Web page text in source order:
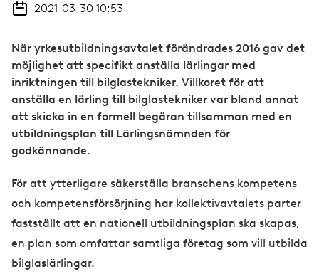
2021-03-30 10:53
När yrkesutbildningsavtalet förändrades 2016 gav det
möjlighet att specifikt anställa lärlingar med
inriktningen till bilglastekniker. Villkoret för att
anställa en lärling till bilglastekniker var bland annat
att skicka in en formell begäran tillsamman med en
utbildningsplan till Lärlingsnämnden för
godkännande.
För att ytterligare säkerställa branschens kompetens
och kompetensförsörjning har kollektivavtalets parter
fastställt att en nationell utbildningsplan ska skapas,
en plan som omfattar samtliga företag som vill utbilda
bilglaslärlingar.